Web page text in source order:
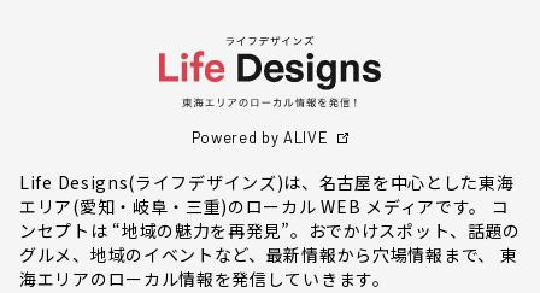
Powered by ALIVE
Life Designs(ライフデザインズ)は、名古屋を中心とした東海
エリア(愛知・岐阜・三重)のローカル WEB メディアです。 コ
ンセプトは “地域の魅力を再発見”。おでかけスポット、話題の
グルメ、地域のイベントなど、最新情報から穴場情報まで、 東
海エリアのローカル情報を発信していきます。